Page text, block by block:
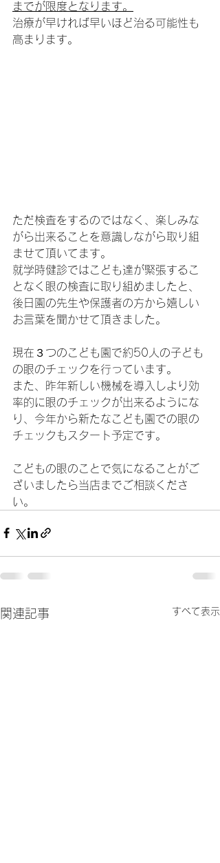
までが限度となります。
治療が早ければ早いほど治る可能性も
高まります。
ただ検査をするのではなく、楽しみな
がら出来ることを意識しながら取り組
ませて頂いてます。
就学時健診ではこども達が緊張するこ
となく眼の検査に取り組めましたと、
後日園の先生や保護者の方から嬉しい
お言葉を聞かせて頂きました。
現在３つのこども園で約50人の子ども
の眼のチェックを行っています。
また、昨年新しい機械を導入しより効
率的に眼のチェックが出来るようにな
り、今年から新たなこども園での眼の
チェックもスタート予定です。
こどもの眼のことで気になることがご
ざいましたら当店までご相談くださ
い。
関連記事 すべて表示